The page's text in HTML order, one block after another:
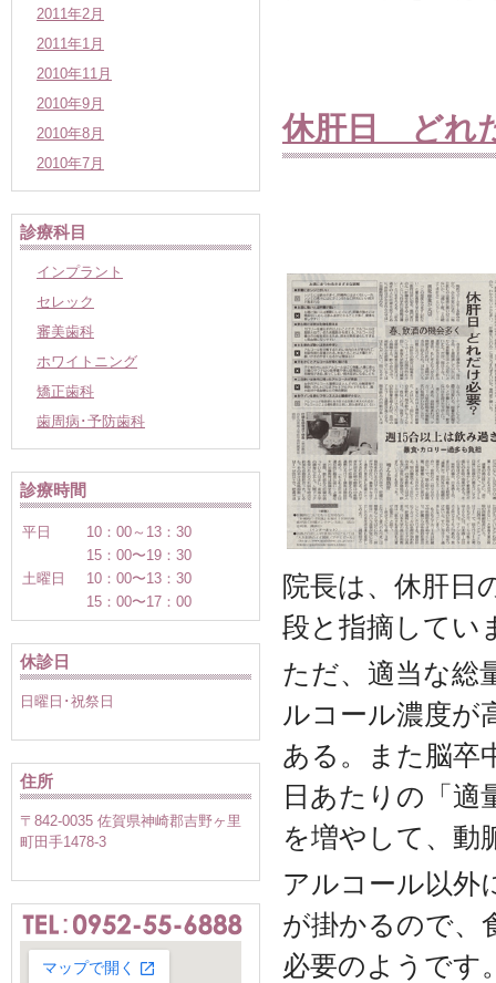
2011年2月
2011年1月
2010年11月
2010年9月
2010年8月
2010年7月
診療科目
インプラント
セレック
審美歯科
ホワイトニング
矯正歯科
歯周病･予防歯科
診療時間
平日
10：00～13：30
15：00〜19：30
土曜日
10：00〜13：30
15：00〜17：00
休診日
日曜日･祝祭日
住所
〒842-0035 佐賀県神崎郡吉野ヶ里
町田手1478-3
休肝日 どれ
院長は、休肝日
段と指摘してい
ただ、適当な総
ルコール濃度が
ある。また脳卒
日あたりの「適
を増やして、動
アルコール以外
が掛かるので、
必要のようです